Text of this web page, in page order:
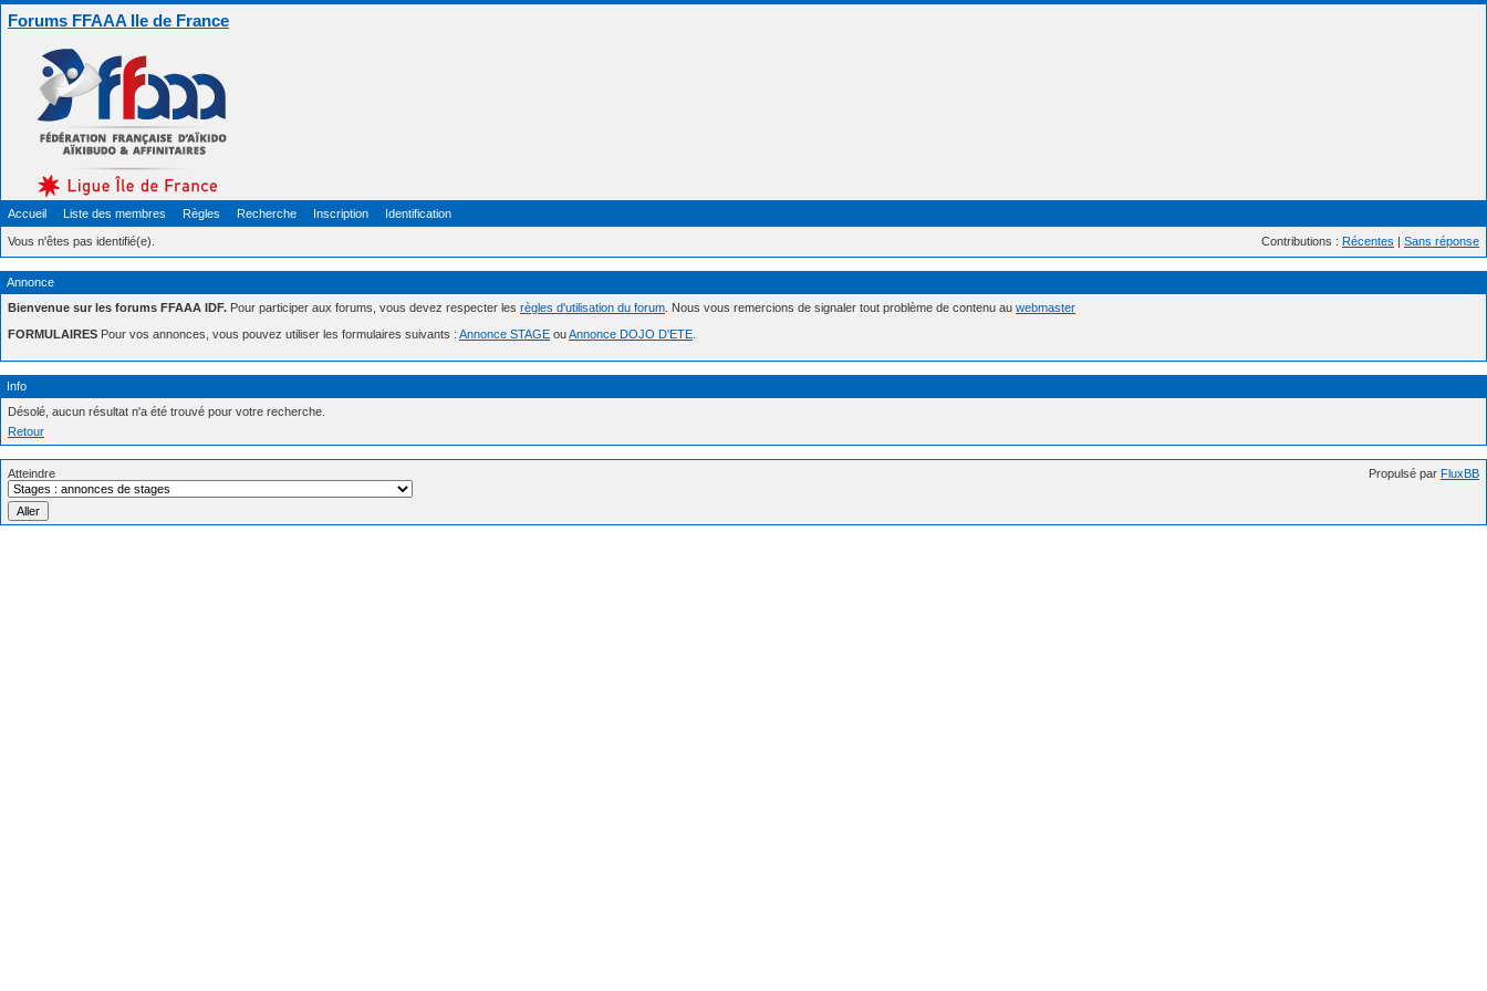
Forums FFAAA Ile de France
Accueil Liste des membres Règles Recherche Inscription Identification
Vous n'êtes pas identifié(e). Contributions : Récentes | Sans réponse
Annonce
Bienvenue sur les forums FFAAA IDF. Pour participer aux forums, vous devez respecter les règles d'utilisation du forum . Nous vous remercions de signaler tout problème de contenu au webmaster
FORMULAIRES Pour vos annonces, vous pouvez utiliser les formulaires suivants : Annonce STAGE ouAnnonce DOJO D'ETE
Info
Désolé, aucun résultat n'a été trouvé pour votre recherche.
Retour
Atteindre Propulsé par FluxBB